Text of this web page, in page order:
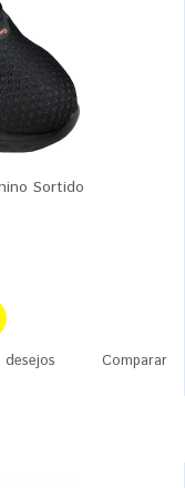
Sortido
Comparar